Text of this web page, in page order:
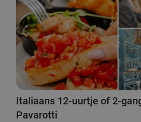
Italiaans 12-uurtje of 2-
Pavarotti